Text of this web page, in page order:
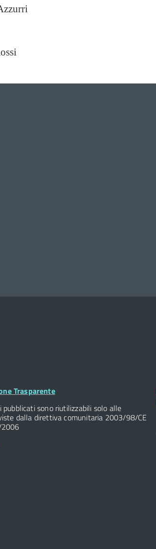
Trasparente
pubblicati sono riutilizzabili solo alle
dalla direttiva comunitaria 2003/98/CE